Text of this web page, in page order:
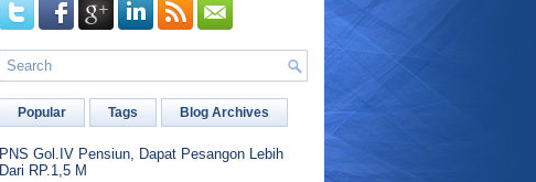
Popular Tags Blog Archives
PNS Gol.IV Pensiun, Dapat Pesangon Lebih
Dari RP.1,5 M